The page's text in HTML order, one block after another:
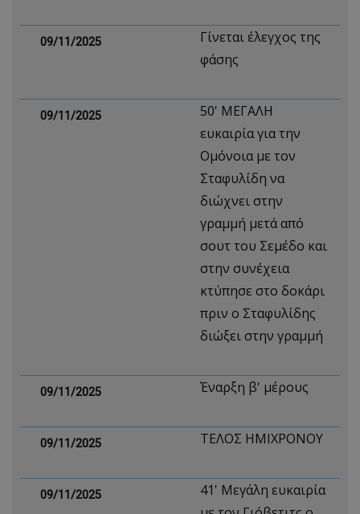
09/11/2025
Γίνεται έλεγχος της
φάσης
09/11/2025
50' ΜΕΓΑΛΗ
ευκαιρία για την
Ομόνοια με τον
Σταφυλίδη να
διώχνει στην
γραμμή μετά από
σουτ του Σεμέδο και
στην συνέχεια
κτύπησε στο δοκάρι
πριν ο Σταφυλίδης
διώξει στην γραμμή
09/11/2025 Έναρξη β' μέρους
09/11/2025 ΤΕΛΟΣ ΗΜΙΧΡΟΝΟΥ
09/11/2025
41' Mεγάλη ευκαιρία